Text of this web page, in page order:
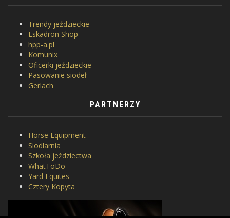
Trendy jeździeckie
Eskadron Shop
hpp-a.pl
Komunix
Oficerki jeździeckie
Pasowanie siodeł
Gerlach
PARTNERZY
Horse Equipment
Siodlarnia
Szkoła jeździectwa
WhatToDo
Yard Equites
Cztery Kopyta